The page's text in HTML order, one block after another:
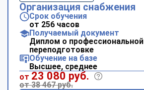
Организация снабжения
Срок обучения
от 256 часов
Получаемый документ
Диплом о профессиональной
переподготовке
Обучение на базе
Высшее, среднее
от 23 080 руб.
от 38 467 руб.